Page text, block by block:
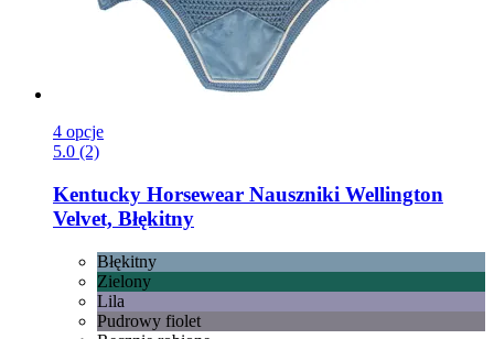
4 opcje
5.0 (2)
Kentucky Horsewear Nauszniki Wellington
Velvet, Błękitny
Błękitny
Zielony
Lila
Pudrowy fiolet